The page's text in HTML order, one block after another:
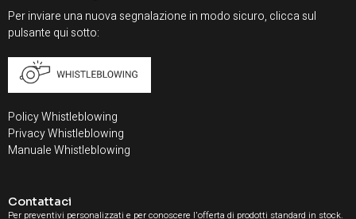
Per inviare una nuova segnalazione in modo sicuro, clicca sul
pulsante qui sotto:
Policy Whistleblowing
Privacy Whistleblowing
Manuale Whistleblowing
Contattaci
Per preventivi personalizzati e per conoscere l'offerta di prodotti standard in stock.